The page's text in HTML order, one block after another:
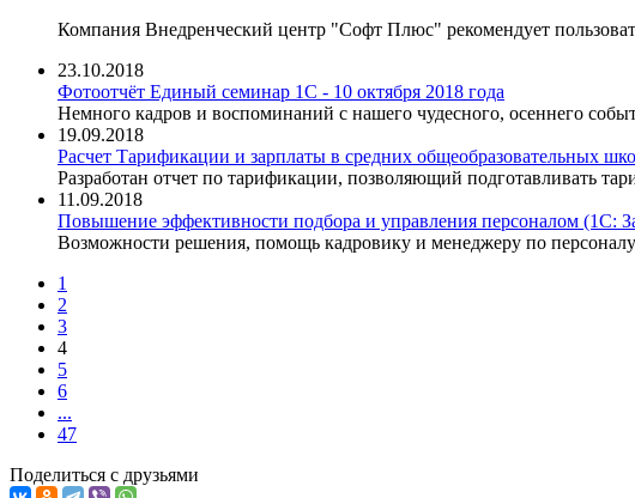
Компания Внедренческий центр "Софт Плюс" рекомендует
23.10.2018
Фотоотчёт Единый семинар 1С - 10 октября 2018 года
Немного кадров и воспоминаний с нашего чудесного, осеннего
19.09.2018
Расчет Тарификации и зарплаты в средних общеобразовательных
Разработан отчет по тарификации, позволяющий подготавливать
11.09.2018
Повышение эффективности подбора и управления персоналом (1С:
Возможности решения, помощь кадровику и менеджеру по персоналу
1
2
3
4
5
6
...
47
Поделиться с друзьями